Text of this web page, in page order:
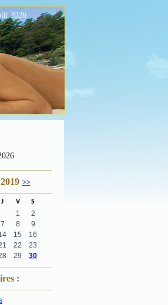
2026
>>
J V S
1
2
7 8
9
15
16
22
23
29 30
: